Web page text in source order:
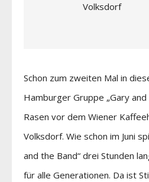
Volksdorf
Schon zum zweiten Mal in
Hamburger Gruppe „Gary
Rasen vor dem Wiener
Volksdorf. Wie schon im Juni
and the Band“ drei Stunden
für alle Generationen. Da ist